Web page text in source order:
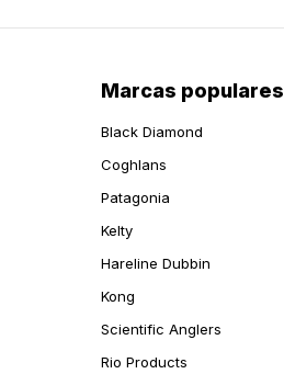
Marcas populares
Black Diamond
Coghlans
Patagonia
Kelty
Hareline Dubbin
Kong
Scientific Anglers
Rio Products